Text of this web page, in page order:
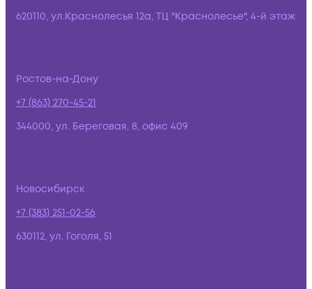
620110, ул.Краснолесья 12а, ТЦ "Краснолесье", 4-й этаж
Ростов-на-Дону
+7 (863) 270-45-21
344000, ул. Береговая, 8, офис 409
Новосибирск
+7 (383) 251-02-56
630112, ул. Гоголя, 51